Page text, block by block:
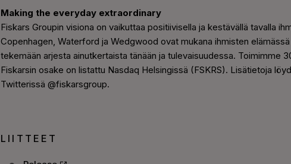
Making the everyday extraordinary
Fiskars Groupin visiona on vaikuttaa positiivisella ja kestävällä tavalla
Copenhagen, Waterford ja Wedgwood ovat mukana ihmisten
tekemään arjesta ainutkertaista tänään ja tulevaisuudessa. Toimimme
Fiskarsin osake on listattu Nasdaq Helsingissä (FSKRS). Lisätietoja
Twitterissä @fiskarsgroup.
LIITTEET